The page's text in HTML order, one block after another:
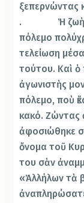
ξεπερνώντας
. Ἡ ζωὴ τοῦ
πόλεμο
τελείωση
τούτου. Καὶ ὁ
ἀγωνιστὴς
πόλεμο, ποὺ
κακό. Ζώντας
ἀφοσιώθηκε
ὄνομα τοῦ
του σὰν
«Ἀλλήλων τὰ